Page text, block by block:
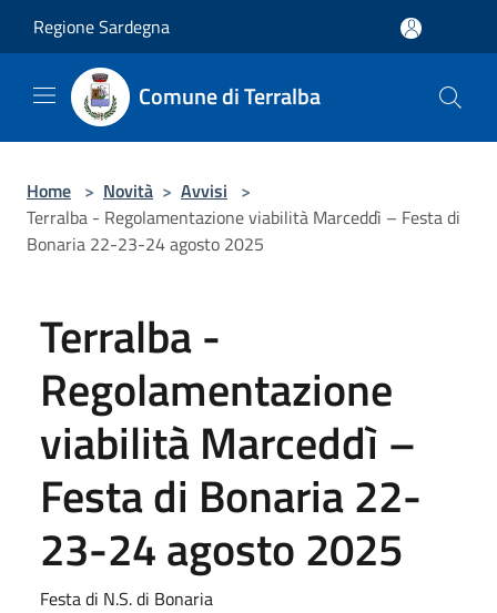
Regione Sardegna
Comune di Terralba
Home > Novità > Avvisi >
Terralba - Regolamentazione viabilità Marceddì – Festa di
Bonaria 22-23-24 agosto 2025
Terralba -
Regolamentazione
viabilità Marceddì –
Festa di Bonaria 22-
23-24 agosto 2025
Festa di N.S. di Bonaria